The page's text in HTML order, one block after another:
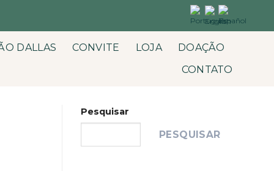
DALLAS CONVITE LOJA
DOAÇÃO
CONTATO
Pesquisar
PESQUISAR